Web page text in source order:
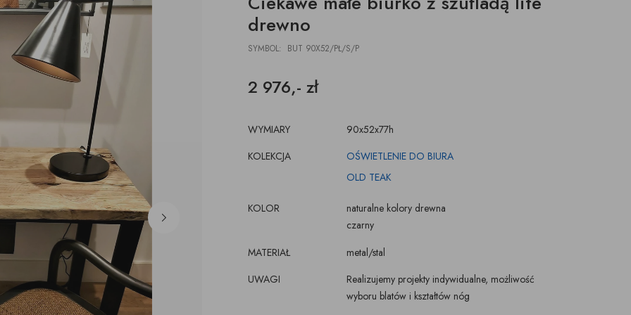
pojemnikiem
wymiennym
PODUSZKI, PLEDY,
DYWANY
AKCESORIA, TORBY,
TKANINY, SKÓRY
POJEMNIKI
ŚWIECZKI, LAMPIONY
ŚCIENNE,
ŁÓŻKA WKRÓTCE
drewno
SYMBOL: BUT 90X52/PŁ/S/P
2 976,- zł
WYMIARY
90x52x77h
KOLEKCJA
OŚWIETLENIE DO BIURA
OLD TEAK
KOLOR
naturalne kolory drewna
czarny
MATERIAŁ
metal/stal
UWAGI
Realizujemy projekty indywidualne, możliwość
wyboru blatów i kształtów nóg